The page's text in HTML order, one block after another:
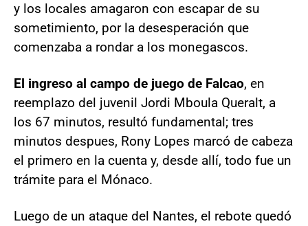
y los locales amagaron con escapar de su
sometimiento, por la desesperación que
comenzaba a rondar a los monegascos.
El ingreso al campo de juego de Falcao, en
reemplazo del juvenil Jordi Mboula Queralt, a
los 67 minutos, resultó fundamental; tres
minutos despues, Rony Lopes marcó de cabeza
el primero en la cuenta y, desde allí, todo fue un
trámite para el Mónaco.
Luego de un ataque del Nantes, el rebote quedó